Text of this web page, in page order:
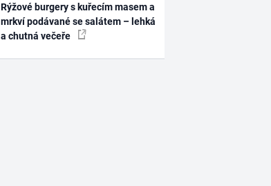
Rýžové burgery s kuřecím masem a
mrkví podávané se salátem – lehká
a chutná večeře